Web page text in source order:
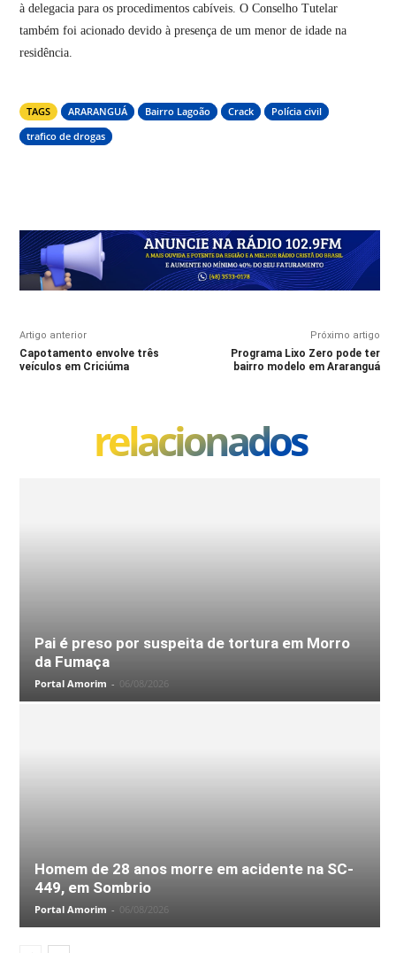
à delegacia para os procedimentos cabíveis. O Conselho Tutelar
também foi acionado devido à presença de um menor de idade na
residência.
TAGS ARARANGUÁ Bairro Lagoão Crack
Polícia civil
trafico de drogas
Artigo anterior
Capotamento envolve três
veículos em Criciúma
Próximo artigo
Programa Lixo Zero pode ter
bairro modelo em Araranguá
relacionados
Pai é preso por suspeita de tortura em Morro
da Fumaça
Portal Amorim - 06/08/2026
Homem de 28 anos morre em acidente na SC-
449, em Sombrio
Portal Amorim - 06/08/2026